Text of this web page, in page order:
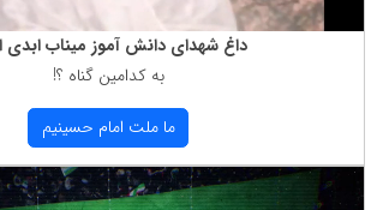
داغ شهدای دانش آموز میناب
به كدامین گناه ؟!
ما ملت امام حسینیم